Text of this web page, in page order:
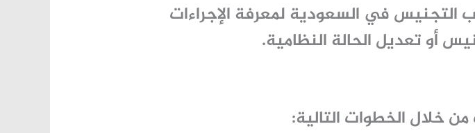
التجنيس في السعودية لمعرفة الإجراءات
أو تعديل الحالة النظامية.
خلال الخطوات التالية: